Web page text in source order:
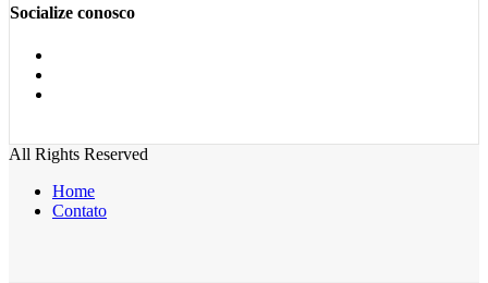
Socialize conosco
All Rights Reserved
Home
Contato